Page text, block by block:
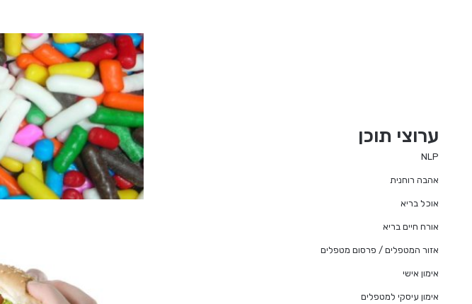
ערוצי תוכן
NLP
אהבה רוחנית
אוכל בריא
אורח חיים בריא
אזור המטפלים / פרסום מטפלים
אימון אישי
אימון עיסקי למטפלים